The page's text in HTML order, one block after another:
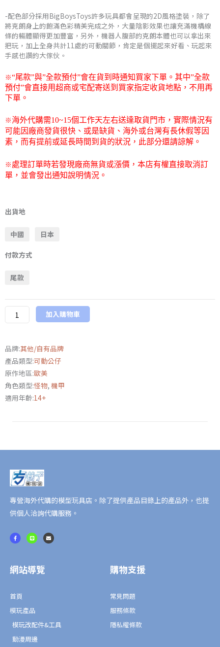
-配色部分採用BigBoysToys許多玩具都會呈現的2D風格塗裝，除了
將克朗身上的飽滿色彩精美完成之外，大量陰影效果也讓充滿機構線
條的軀體顯得更加豐富，另外，機器人腹部的克朗本體也可以拿出來
把玩，加上全身共計11處的可動關節，肯定是個擺起來好看、玩起來
手感也讚的大傢伙。
※“尾款”與”全款預付”會在貨到時通知買家下單。其中”全款
預付”會直接用超商或宅配寄送到買家指定收貨地點，不用再
下單。
※海外代購需10~15個工作天左右送達取貨門市， 實際情況有
可能因廠商發貨很快、或是缺貨、海外或台灣有長休假等因
素，而有提前或延長時間到貨的狀況，此部分還請諒解。
※處理訂單時若發現廠商無貨或漲價，本店有權直接取消訂
單，並會發出通知說明情況。
出貨地
中國 日本
付款方式
尾款
Boys
Bulkyz
者
克
數
量
加入購物車
品牌:其他/自有品牌
產品類型:可動公仔
原作地區:歐美
角色類型:怪物, 機甲
適用年齡:14+
專營海外代購的模型玩具店。除了提供產品目錄上的產品外，也提
供個人洽詢代購服務。
F
a
c
k
-
L
i
n
E
n
v
網站導覽
首頁
模玩產品
模玩改配件&工具
動漫周邊
購物支援
常見問題
服務條款
隱私權條款